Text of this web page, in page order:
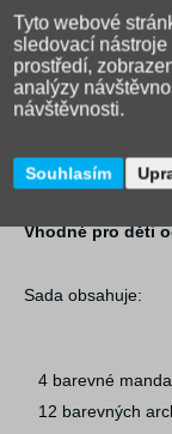
Kreativní sada
mozaikou patří
Krásné sametové
dílků mozaiky,
motoriku.
Vhodné pro děti
Sada obsahuje:
4 barevné
12 barevných
Tyto webové
sledovací
prostředí,
analýzy
návštěvnosti.
Souhlasím